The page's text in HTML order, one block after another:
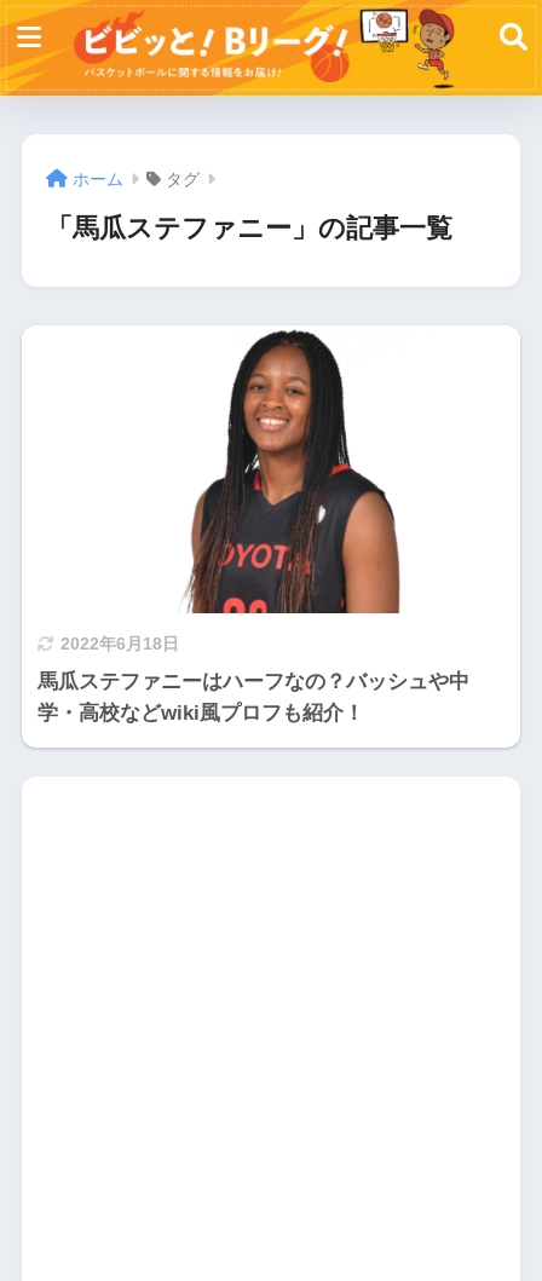
ホーム タグ
「馬瓜ステファニー」の記事一覧
2022年6月18日
馬瓜ステファニーはハーフなの？バッシュや中
学・高校などwiki風プロフも紹介！